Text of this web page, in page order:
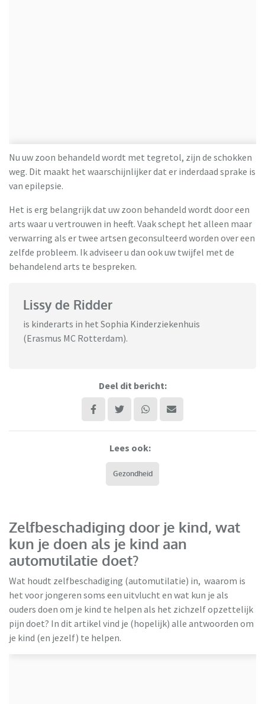
Nu uw zoon behandeld wordt met tegretol, zijn de schokken
weg. Dit maakt het waarschijnlijker dat er inderdaad sprake is
van epilepsie.
Het is erg belangrijk dat uw zoon behandeld wordt door een
arts waar u vertrouwen in heeft. Vaak schept het alleen maar
verwarring als er twee artsen geconsulteerd worden over een
zelfde probleem. Ik adviseer u dan ook uw twijfel met de
behandelend arts te bespreken.
Lissy de Ridder
is kinderarts in het Sophia Kinderziekenhuis
(Erasmus MC Rotterdam).
Deel dit bericht:
Lees ook:
Gezondheid
Zelfbeschadiging door je kind, wat
kun je doen als je kind aan
automutilatie doet?
Wat houdt zelfbeschadiging (automutilatie) in, waarom is
het voor jongeren soms een uitvlucht en wat kun je als
ouders doen om je kind te helpen als het zichzelf opzettelijk
pijn doet? In dit artikel vind je (hopelijk) alle antwoorden om
je kind (en jezelf) te helpen.